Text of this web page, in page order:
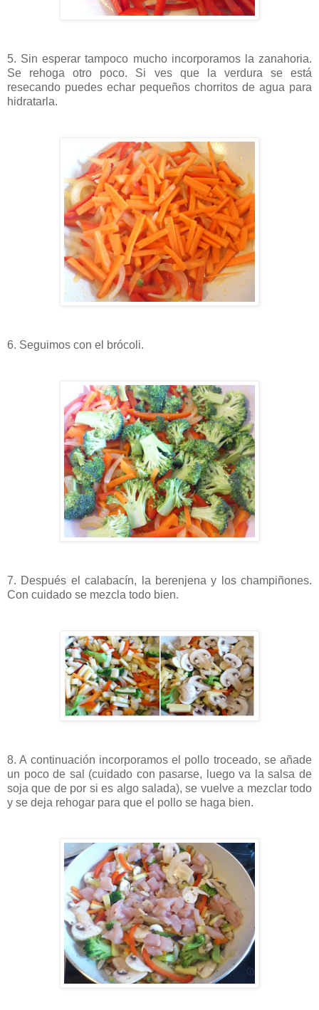
5. Sin esperar tampoco mucho incorporamos la zanahoria.
Se rehoga otro poco. Si ves que la verdura se está
resecando puedes echar pequeños chorritos de agua para
hidratarla.
6. Seguimos con el brócoli.
7. Después el calabacín, la berenjena y los champiñones.
Con cuidado se mezcla todo bien.
8. A continuación incorporamos el pollo troceado, se añade
un poco de sal (cuidado con pasarse, luego va la salsa de
soja que de por si es algo salada), se vuelve a mezclar todo
y se deja rehogar para que el pollo se haga bien.